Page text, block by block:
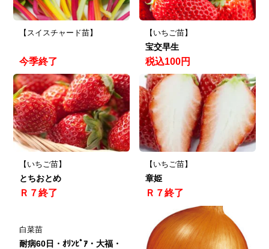
【スイスチャード苗】
今季終了
【いちご苗】
宝交早生
税込100円
【いちご苗】
とちおとめ
Ｒ７終了
【いちご苗】
章姫
Ｒ７終了
白菜苗
耐病60日・ｵﾘﾝﾋﾟｱ・大福・